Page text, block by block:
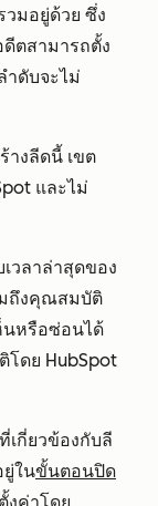
มอยู่ด้วย ซึ่ง
ตสามารถตั้ง
ำดับจะไม่
างลีดนี้ เขต
และไม่
วลาล่าสุดของ
ถึงคุณสมบัติ
นหรือซ่อนได้
โดย HubSpot
เกี่ยวข้องกับลี
ในขั้นตอนปิด